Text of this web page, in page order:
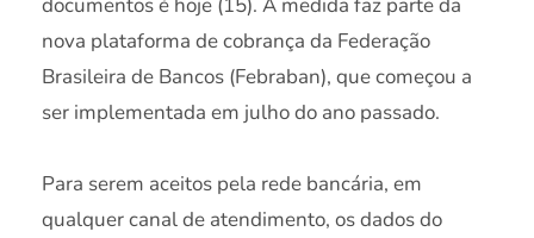
documentos é hoje (15). A medida faz parte da
nova plataforma de cobrança da Federação
Brasileira de Bancos (Febraban), que começou a
ser implementada em julho do ano passado.
Para serem aceitos pela rede bancária, em
qualquer canal de atendimento, os dados do